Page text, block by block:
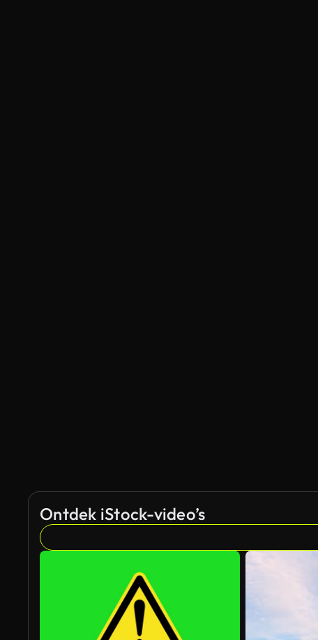
Ontdek iStock-video’s